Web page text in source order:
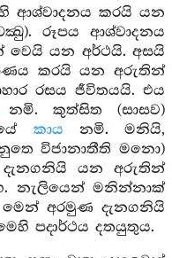
ආශ්වාදනය කරයි යන
රූපය ආශ්වාදනය
යන අර්ථයි. අසයි
කරයි යන අරුතින්
රසය ජීවිතයයි. එය
කුත්සිත (සාසව)
කාය නමි. මනියි,
විජානාතීති මනො)
දැනගනියි යන අරුතින්
නැලියෙන් මනින්නාක්
මෙන් අරමුණ දැනගනියි
පදාර්ථය දතයුතුය.